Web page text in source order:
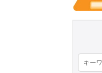
検
索: